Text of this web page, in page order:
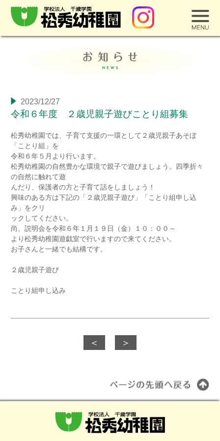
2023/12/27
令和６年度 ２歳児親子遊びことり組募集
松秀幼稚園では、子育て支援の一環として２歳児親子あそぼ
「ことり組」を
令和６年５月より行います。
松秀幼稚園の自然豊かな環境で親子で遊びましょう。四季折々
の自然に触れて遊
んだり、保護者の方と子育て話をしましょう！
興味のある方は下記の「２歳児親子遊び」「ことり組申し込
み」をクリ
ックしてください。
尚、説明会を令和６年１月１９日（金）１０：００～
より松秀幼稚園遊戯室で行いますので来てください。
お子さんと一緒でも結構です。
２歳児親子遊び
ことり組申し込み
＜ ＞